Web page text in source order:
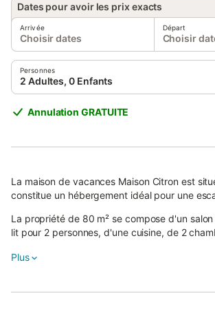
Dates pour avoir les prix exacts
Arrivée
Choisir dates
Départ
Choisir
Personnes
2 Adultes, 0 Enfants
Annulation GRATUITE
La maison de vacances Maison Citron est
constitue un hébergement idéal pour une
La propriété de 80 m² se compose d'un
lit pour 2 personnes, d'une cuisine, de 2
Plus